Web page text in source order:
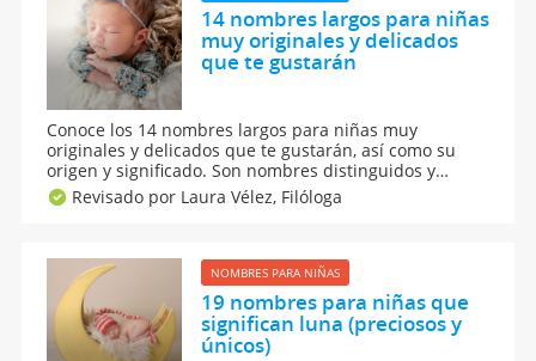
14 nombres largos para niñas
muy originales y delicados
que te gustarán
Conoce los 14 nombres largos para niñas muy
originales y delicados que te gustarán, así como su
origen y significado. Son nombres distinguidos y
largos para tu bebé recién nacida, cada uno de ellos
con una fuerza y personalidad únicas. Busca en esta
Revisado por Laura Vélez, Filóloga
NOMBRES PARA NIÑAS
19 nombres para niñas que
significan luna (preciosos y
únicos)